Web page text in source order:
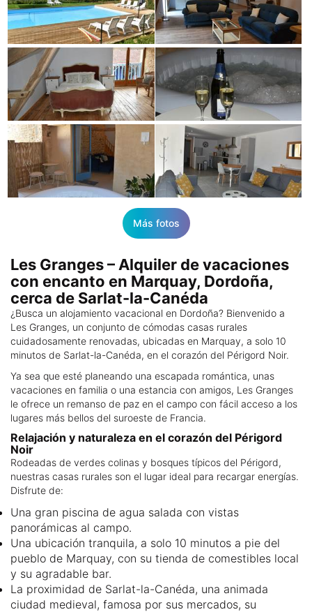
Más fotos
Les Granges – Alquiler de vacaciones
con encanto en Marquay, Dordoña,
cerca de Sarlat-la-Canéda
¿Busca un alojamiento vacacional en Dordoña? Bienvenido a
Les Granges, un conjunto de cómodas casas rurales
cuidadosamente renovadas, ubicadas en Marquay, a solo 10
minutos de Sarlat-la-Canéda, en el corazón del Périgord Noir.
Ya sea que esté planeando una escapada romántica, unas
vacaciones en familia o una estancia con amigos, Les Granges
le ofrece un remanso de paz en el campo con fácil acceso a los
lugares más bellos del suroeste de Francia.
Relajación y naturaleza en el corazón del Périgord
Noir
Rodeadas de verdes colinas y bosques típicos del Périgord,
nuestras casas rurales son el lugar ideal para recargar energías.
Disfrute de:
Una gran piscina de agua salada con vistas
panorámicas al campo.
Una ubicación tranquila, a solo 10 minutos a pie del
pueblo de Marquay, con su tienda de comestibles local
y su agradable bar.
La proximidad de Sarlat-la-Canéda, una animada
ciudad medieval, famosa por sus mercados, su